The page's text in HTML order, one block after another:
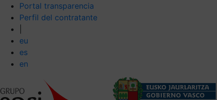
Portal transparencia
Perfil del contratante
eu
es
en